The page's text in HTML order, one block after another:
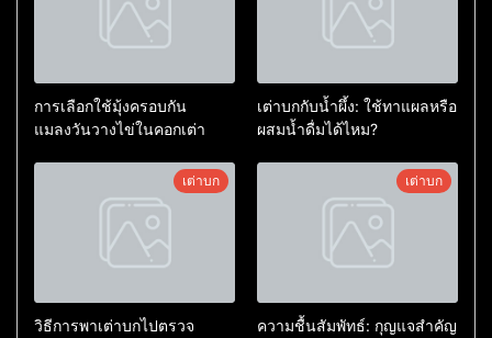
การเลือกใช้มุ้งครอบกัน
แมลงวันวางไข่ในคอกเต่า
เต่าบกกับน้ำผึ้ง: ใช้ทาแผลหรือ
ผสมน้ำดื่มได้ไหม?
เต่าบก
วิธีการพาเต่าบกไปตรวจ
เต่าบก
ความชื้นสัมพัทธ์: กุญแจสำคัญ